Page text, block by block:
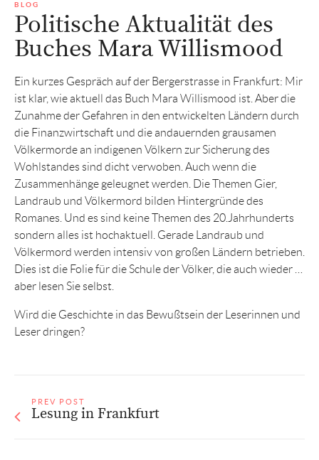
BLOG
Politische Aktualität des
Buches Mara Willismood
Ein kurzes Gespräch auf der Bergerstrasse in Frankfurt: Mir
ist klar, wie aktuell das Buch Mara Willismood ist. Aber die
Zunahme der Gefahren in den entwickelten Ländern durch
die Finanzwirtschaft und die andauernden grausamen
Völkermorde an indigenen Völkern zur Sicherung des
Wohlstandes sind dicht verwoben. Auch wenn die
Zusammenhänge geleugnet werden. Die Themen Gier,
Landraub und Völkermord bilden Hintergründe des
Romanes. Und es sind keine Themen des 20.Jahrhunderts
sondern alles ist hochaktuell. Gerade Landraub und
Völkermord werden intensiv von großen Ländern betrieben.
Dies ist die Folie für die Schule der Völker, die auch wieder …
aber lesen Sie selbst.
Wird die Geschichte in das Bewußtsein der Leserinnen und
Leser dringen?
PREV POST
Lesung in Frankfurt